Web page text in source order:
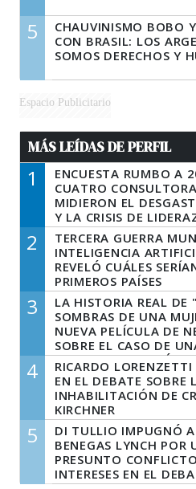
5
CHAUVINISMO BOBO
CON BRASIL: LOS
SOMOS DERECHOS Y
Espacio Publicitario
MÁS LEÍDAS DE PERFIL
1
ENCUESTA RUMBO A
CUATRO
MIDIERON EL
Y LA CRISIS DE
PERONISMO
2
TERCERA GUERRA
INTELIGENCIA
REVELÓ CUÁLES
PRIMEROS PAÍSES
LATINOAMERICANOS
DERROTADOS
3
LA HISTORIA REAL DE
SOMBRAS DE UNA
NUEVA PELÍCULA DE
SOBRE EL CASO DE
QUE DESCUARTIZÓ A
MARIDO
4
RICARDO LORENZETTI
EN EL DEBATE SOBRE
INHABILITACIÓN DE
KIRCHNER
5
DI TULLIO IMPUGNÓ
BENEGAS LYNCH POR
PRESUNTO
INTERESES EN EL